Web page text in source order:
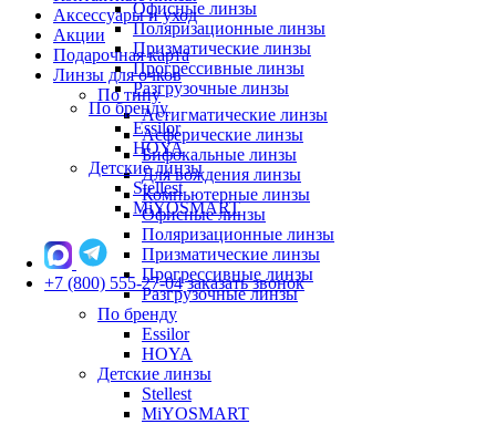
Аксессуары и уход
Акции
Подарочная карта
Линзы для очков
По типу
Астигматические линзы
Асферические линзы
Бифокальные линзы
Для вождения линзы
Компьютерные линзы
Офисные линзы
Поляризационные линзы
Призматические линзы
Прогрессивные линзы
Разгрузочные линзы
По бренду
Essilor
HOYA
Детские линзы
Stellest
MiYOSMART
Офисные линзы
Поляризационные линзы
Призматические линзы
Прогрессивные линзы
Разгрузочные линзы
По бренду
Essilor
HOYA
Детские линзы
Stellest
MiYOSMART
+7 (800) 555-27-04 заказать звонок